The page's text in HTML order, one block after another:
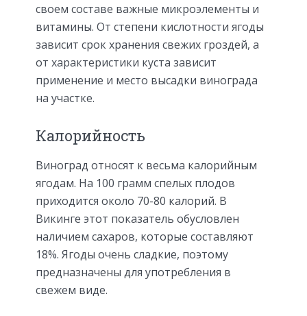
своем составе важные микроэлементы и
витамины. От степени кислотности ягоды
зависит срок хранения свежих гроздей, а
от характеристики куста зависит
применение и место высадки винограда
на участке.
Калорийность
Виноград относят к весьма калорийным
ягодам. На 100 грамм спелых плодов
приходится около 70-80 калорий. В
Викинге этот показатель обусловлен
наличием сахаров, которые составляют
18%. Ягоды очень сладкие, поэтому
предназначены для употребления в
свежем виде.